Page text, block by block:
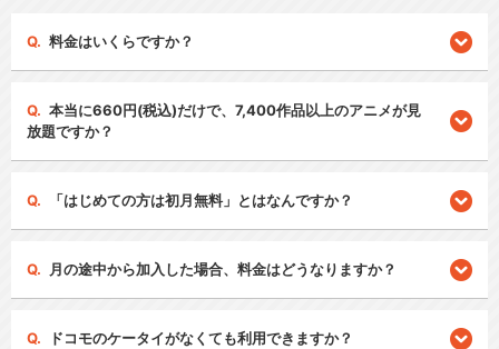
料金はいくらですか？
本当に660円(税込)だけで、7,400作品以上のアニメが見
放題ですか？
「はじめての方は初月無料」とはなんですか？
月の途中から加入した場合、料金はどうなりますか？
ドコモのケータイがなくても利用できますか？